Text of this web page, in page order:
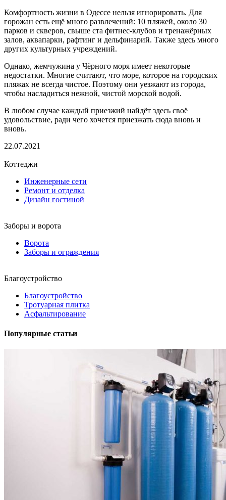
Комфортность жизни в Одессе нельзя игнорировать. Для
горожан есть ещё много развлечений: 10 пляжей, около 30
парков и скверов, свыше ста фитнес-клубов и тренажёрных
залов, аквапарки, рафтинг и дельфинарий. Также здесь много
других культурных учреждений.
Однако, жемчужина у Чёрного моря имеет некоторые
недостатки. Многие считают, что море, которое на городских
пляжах не всегда чистое. Поэтому они уезжают из города,
чтобы насладиться нежной, чистой морской водой.
В любом случае каждый приезжий найдёт здесь своё
удовольствие, ради чего хочется приезжать сюда вновь и
вновь.
22.07.2021
Коттеджи
Инженерные сети
Ремонт и отделка
Дизайн гостиной
Заборы и ворота
Ворота
Заборы и ограждения
Благоустройство
Благоустройство
Тротуарная плитка
Асфальтирование
Популярные статьи